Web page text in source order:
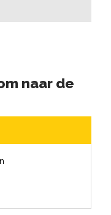
naar de